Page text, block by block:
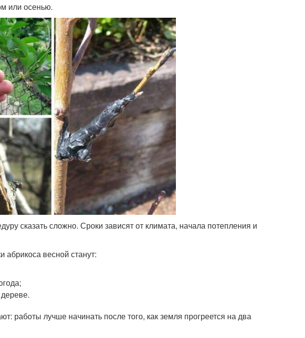
или осенью.
сказать сложно. Сроки зависят от климата, начала потепления и
весной станут:
работы лучше начинать после того, как земля прогреется на два